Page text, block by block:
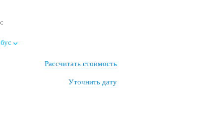
Рассчитать стоимость
Уточнить дату